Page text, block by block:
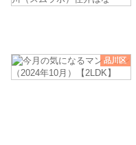
品川区